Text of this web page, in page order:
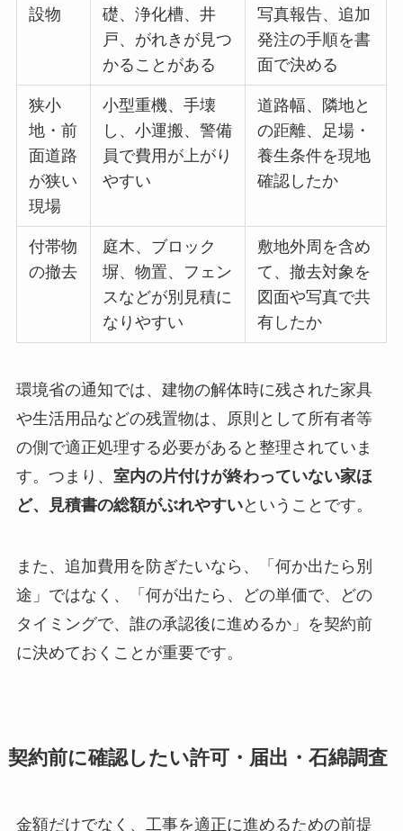
設物
礎、浄化槽、井
戸、がれきが見つ
かることがある
写真報告、追加
発注の手順を書
面で決める
狭小
地・前
面道路
が狭い
現場
小型重機、手壊
し、小運搬、警備
員で費用が上がり
やすい
道路幅、隣地と
の距離、足場・
養生条件を現地
確認したか
付帯物
の撤去
庭木、ブロック
塀、物置、フェン
スなどが別見積に
なりやすい
敷地外周を含め
て、撤去対象を
図面や写真で共
有したか
環境省の通知では、建物の解体時に残された家具
や生活用品などの残置物は、原則として所有者等
の側で適正処理する必要があると整理されていま
す。つまり、 室内の片付けが終わっていない家ほ
ど、見積書の総額がぶれやすいということです。
また、追加費用を防ぎたいなら、「何か出たら別
途」ではなく、「何が出たら、どの単価で、どの
タイミングで、誰の承認後に進めるか」を契約前
に決めておくことが重要です。
契約前に確認したい許可・届出・石綿調査
金額だけでなく、工事を適正に進めるための前提